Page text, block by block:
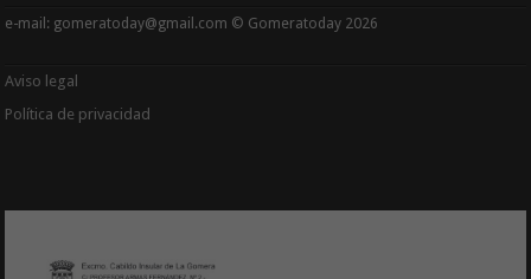
e-mail: gomeratoday@gmail.com © Gomeratoday 2026
Aviso legal
Política de privacidad